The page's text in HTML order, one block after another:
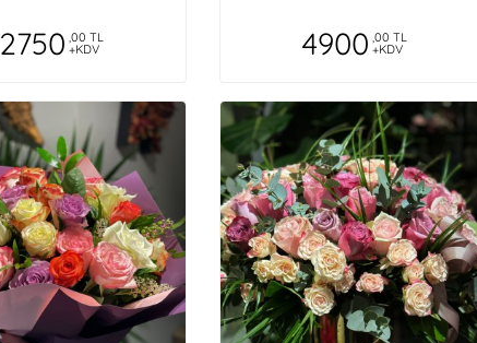
2750 ,00 TL
+KDV 4900 ,00 TL
+KDV